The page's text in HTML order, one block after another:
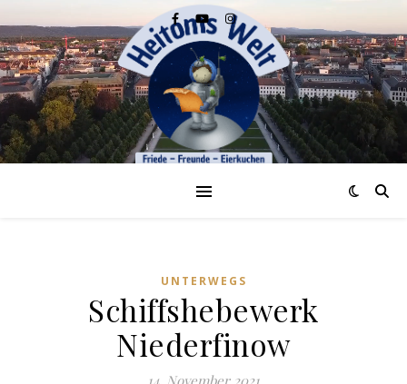
UNTERWEGS
Schiffshebewerk
Niederfinow
14. November 2021